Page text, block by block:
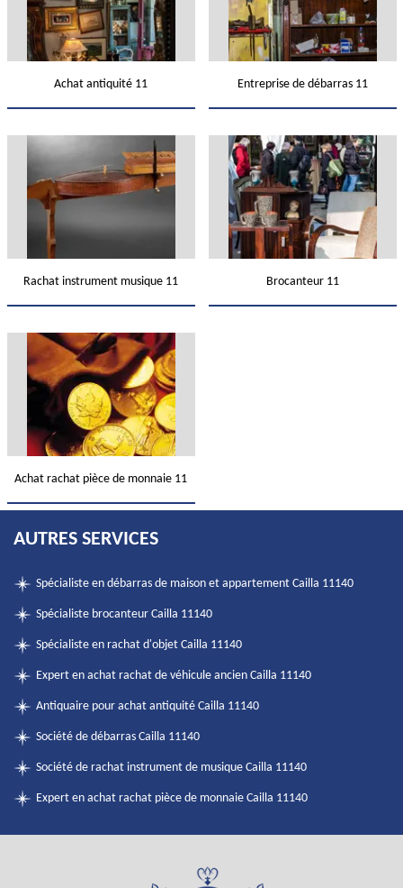
Achat antiquité 11 Entreprise de débarras 11
Rachat instrument musique 11 Brocanteur 11
Achat rachat pièce de monnaie 11
AUTRES SERVICES
Spécialiste en débarras de maison et appartement Cailla 11140
Spécialiste brocanteur Cailla 11140
Spécialiste en rachat d'objet Cailla 11140
Expert en achat rachat de véhicule ancien Cailla 11140
Antiquaire pour achat antiquité Cailla 11140
Société de débarras Cailla 11140
Société de rachat instrument de musique Cailla 11140
Expert en achat rachat pièce de monnaie Cailla 11140